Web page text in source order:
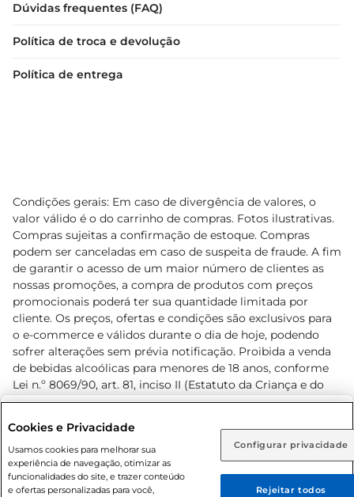
Rio de Janeiro (RJ) Goiás (GO)
Ou
Dúvidas frequentes (FAQ)
Política de troca e devolução
Política de entrega
Condições gerais: Em caso de divergência de valores, o
valor válido é o do carrinho de compras. Fotos ilustrativas.
Compras sujeitas a confirmação de estoque. Compras
podem ser canceladas em caso de suspeita de fraude. A fim
de garantir o acesso de um maior número de clientes as
nossas promoções, a compra de produtos com preços
promocionais poderá ter sua quantidade limitada por
cliente. Os preços, ofertas e condições são exclusivos para
o e-commerce e válidos durante o dia de hoje, podendo
sofrer alterações sem prévia notificação. Proibida a venda
de bebidas alcoólicas para menores de 18 anos, conforme
Lei n.º 8069/90, art. 81, inciso II (Estatuto da Criança e do
Adolescente). Preços e condições exclusivos para o
prévio. O valor mínimo para as compras on-line é de R$
80,00.
Cookies e Privacidade
Usamos cookies para melhorar sua
experiência de navegação, otimizar as
funcionalidades do site, e trazer conteúdo
e ofertas personalizadas para você,
Configurar privacidade
Rejeitar todos